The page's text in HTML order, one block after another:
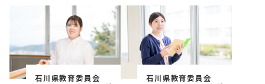
石川県教育委員会
石川県教育委員会